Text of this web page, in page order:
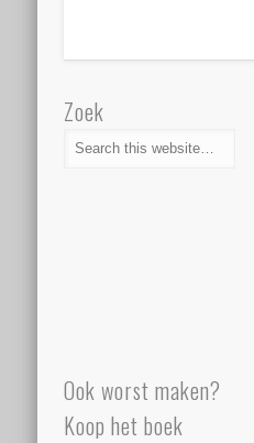
Zoek
Ook worst maken?
Koop het boek